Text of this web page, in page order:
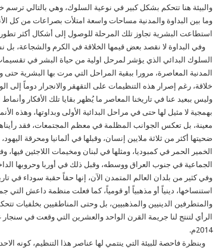
والبيئة هنا تتحكم بشكل كبير في نوعية السلوك، وهي بالتالي ترسم
وما بين البداوة والمدنية مساحات واسعة امتلأت بصراعات من كل
استطاعت البشرية تجاوز تلك المرحلة للوصول إلى أشكال أكثر
وفي البداوة لا نقصد بعض قيمها الخلاقة في الكرم والشجاعة،
السلوك البدائي الذي يؤشر لمرحل اولية من حياة البشر في
المدنية المعاصرة، مرورا ببقية المراحل التي مرت بها البشرية
خلاقة، رغم إصرار هذه التنظيمات على التقهقر والانجرار دوماً إلى
وليس ببعيد عنا في تاريخنا المعاصر ما يُظهر بقايا تلك الأفكار
بهمجية لا مثيل لها حتى في مراحل البدائية الأولى وبداوتها، وهذه
معينة، بل تعكس الجوانب المظلمة في معظم المجتمعات، فقد رأيناها
ضحيتها أكثر من ثلاثة ملايين إنسان، وقبلها في ألمانيا ومحرقة
الخمير الحمر في كمبوديا، ومثلها في لبنان ومخيمات اللاجئين
الجماعية في جنوب العراق ووسطه، وقبل ذلك في أوربا وحروبها
وفي كثير من بلدان العالم المتمدن الآن، إنها حقاً حقبة سوداء في
استنساخها، دينياً أو مذهبياً أو قومياً، كما فعلت منظمة داعش
والمتطرفين الدينيين والمذهبيين، بل وحتى المناطقيين بخلفيات
الرأي لتنتج لنا جريمة القرن الواحد والعشرين التي وقعت في
2014م.
وبنظرة فاحصة للبيئة التي ينتمي لها عناصر هذا التنظيم، كونه